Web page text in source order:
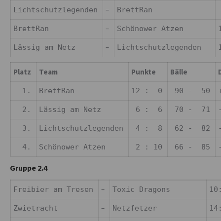
Lichtschutzlegenden – BrettRan
BrettRan – Schönower Atzen
Lässig am Netz – Lichtschutzlegenden
Platz Team Punkte Bälle
1. BrettRan 12 : 0 90 - 50
2. Lässig am Netz 6 : 6 70 - 71
3. Lichtschutzlegenden 4 : 8 62 - 82
4. Schönower Atzen 2 : 10 66 - 85
Gruppe 2.4
Freibier am Tresen – Toxic Dragons
Zwietracht – Netzfetzer